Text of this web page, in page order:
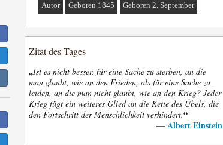
Autor Geboren 1845 Geboren 2. September
Zitat des Tages
„Ist es nicht besser, für eine Sache zu sterben, an die
man glaubt, wie an den Frieden, als für eine Sache zu
leiden, an die man nicht glaubt, wie an den Krieg? Jeder
Krieg fügt ein weiteres Glied an die Kette des Übels, die
den Fortschritt der Menschlichkeit verhindert.“
— Albert Einstein